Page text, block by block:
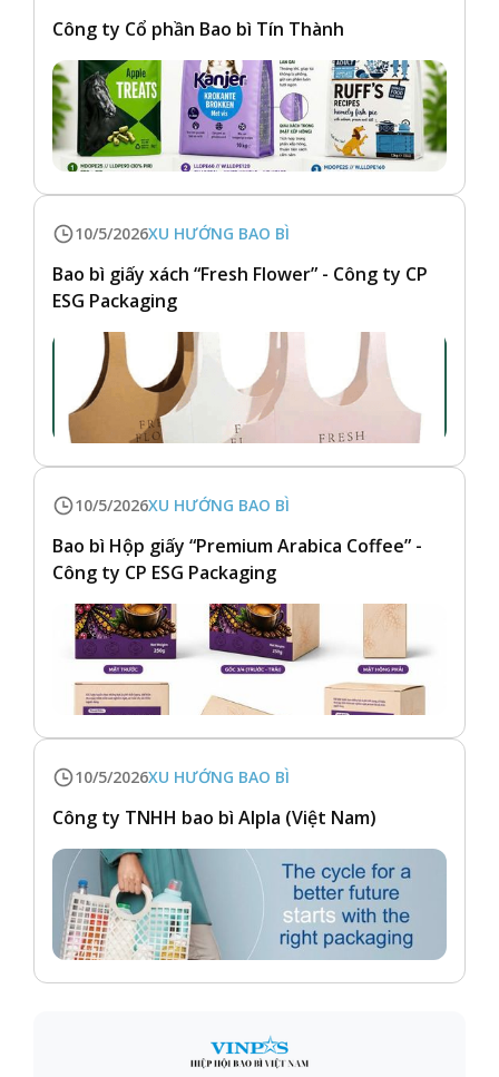
Công ty Cổ phần Bao bì Tín Thành
10/5/2026XU HƯỚNG BAO BÌ
Bao bì giấy xách “Fresh Flower” - Công ty CP
ESG Packaging
10/5/2026XU HƯỚNG BAO BÌ
Bao bì Hộp giấy “Premium Arabica Coffee” -
Công ty CP ESG Packaging
10/5/2026XU HƯỚNG BAO BÌ
Công ty TNHH bao bì Alpla (Việt Nam)